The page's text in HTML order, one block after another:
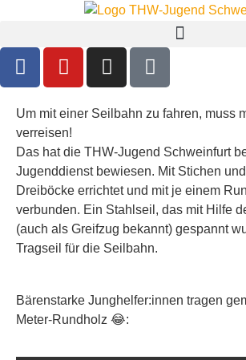
Um mit einer Seilbahn zu fahren, muss
verreisen!
Das hat die THW-Jugend Schweinfurt
Jugenddienst bewiesen. Mit Stichen
Dreiböcke errichtet und mit je einem
verbunden. Ein Stahlseil, das mit Hilfe
(auch als Greifzug bekannt) gespannt
Tragseil für die Seilbahn.
Bärenstarke Junghelfer:innen tragen
Meter-Rundholz 😂: